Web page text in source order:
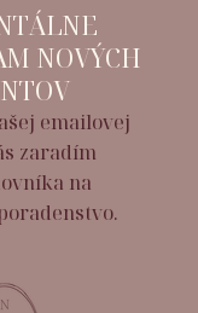
NOVÝCH
emailovej
zaradím
na